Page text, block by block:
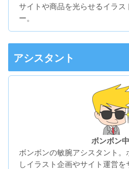
サイトや商品を光らせるイラス
ー。
アシスタント
ボンボン中
ボンボンの敏腕アシスタント
しイラスト企画やサイト運営を